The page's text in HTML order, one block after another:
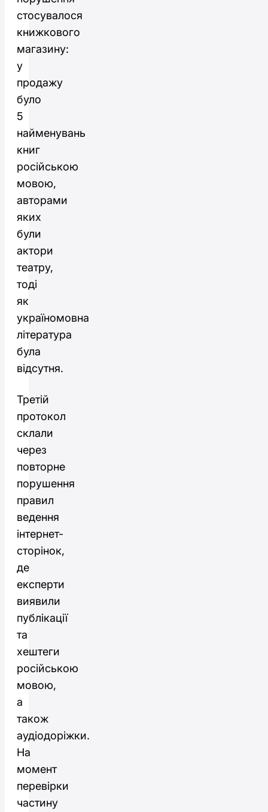
стосувалося
книжкового
магазину:
у
продажу
було
5
найменувань
книг
російською
мовою,
авторами
яких
були
актори
театру,
тоді
як
україномовна
література
була
відсутня.
Третій
протокол
склали
через
повторне
порушення
правил
ведення
інтернет-
сторінок,
де
експерти
виявили
публікації
та
хештеги
російською
мовою,
а
також
аудіодоріжки.
На
момент
перевірки
частину